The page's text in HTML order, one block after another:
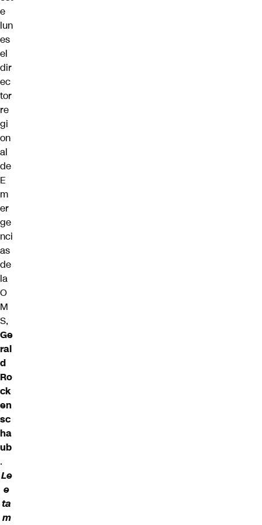
e
lun
es
el
dir
ec
tor
re
gi
on
al
de
E
m
er
ge
nci
as
de
la
O
M
S,
Ge
ral
d
Ro
ck
en
sc
ha
ub
.
Le
e
ta
m